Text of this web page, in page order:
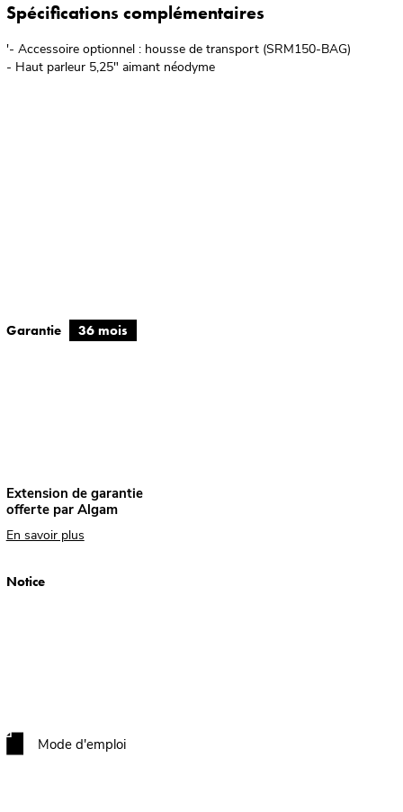
Spécifications complémentaires
'- Accessoire optionnel : housse de transport (SRM150-BAG)
- Haut parleur 5,25" aimant néodyme
Garantie 36 mois
Extension de garantie
offerte par Algam
En savoir plus
Notice
Mode d'emploi